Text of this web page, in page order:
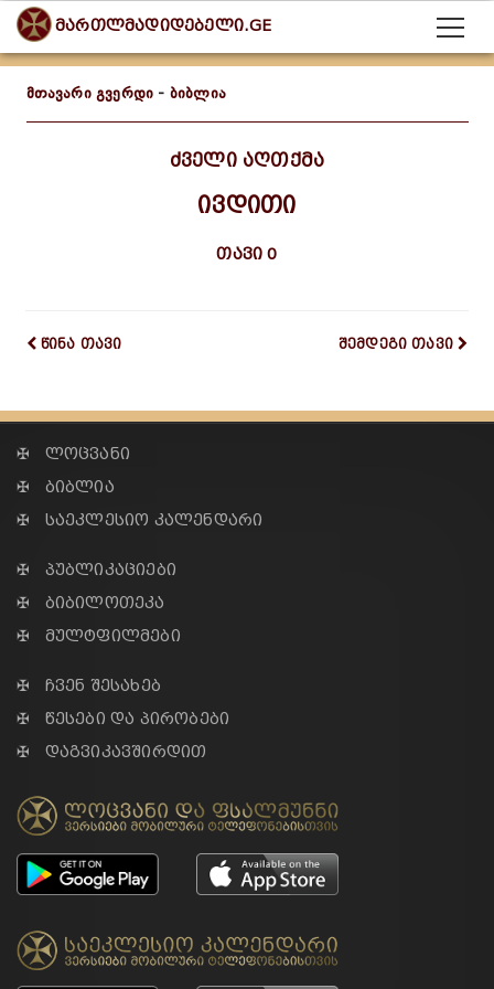
მართლმადიდებელი.GE
მთავარი გვერდი - ბიბლია
ძველი აღთქმა
ივდითი
თავი 0
წინა თავი შემდეგი თავი
✠ ლოცვანი
✠ ბიბლია
✠ საეკლესიო კალენდარი
✠ პუბლიკაციები
✠ ბიბილოთეკა
✠ მულტფილმები
✠ ჩვენ შესახებ
✠ წესები და პირობები
✠ დაგვიკავშირდით